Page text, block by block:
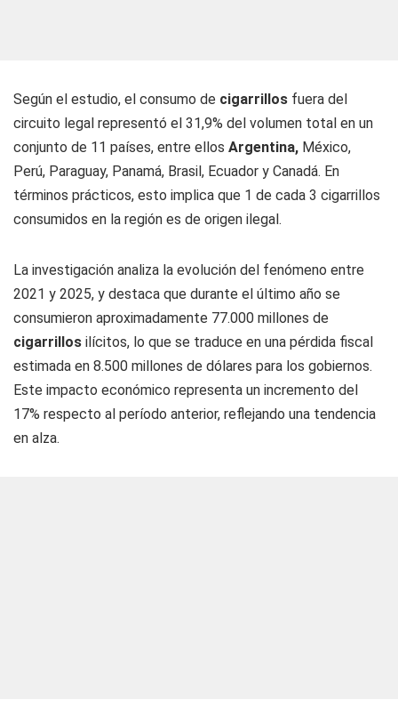
Según el estudio, el consumo de cigarrillos fuera del
circuito legal representó el 31,9% del volumen total en un
conjunto de 11 países, entre ellos Argentina, México,
Perú, Paraguay, Panamá, Brasil, Ecuador y Canadá. En
términos prácticos, esto implica que 1 de cada 3 cigarrillos
consumidos en la región es de origen ilegal.
La investigación analiza la evolución del fenómeno entre
2021 y 2025, y destaca que durante el último año se
consumieron aproximadamente 77.000 millones de
cigarrillos ilícitos, lo que se traduce en una pérdida fiscal
estimada en 8.500 millones de dólares para los gobiernos.
Este impacto económico representa un incremento del
17% respecto al período anterior, reflejando una tendencia
en alza.